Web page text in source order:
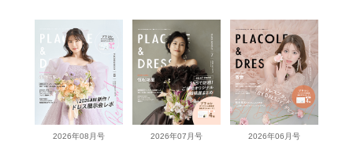
2026年08月号 2026年07月号 2026年06月号